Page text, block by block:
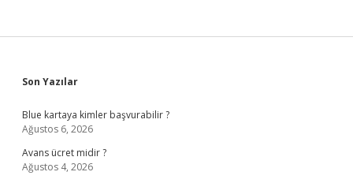
Sidebar
Son Yazılar
Blue kartaya kimler başvurabilir ?
Ağustos 6, 2026
Avans ücret midir ?
Ağustos 4, 2026